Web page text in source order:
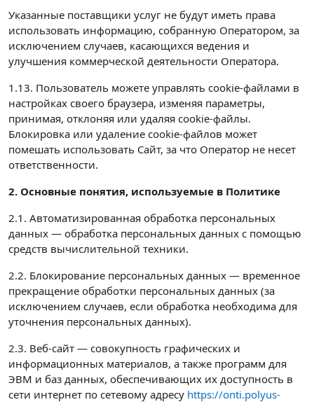
Указанные поставщики услуг не будут иметь права
использовать информацию, собранную Оператором, за
исключением случаев, касающихся ведения и
улучшения коммерческой деятельности Оператора.
1.13. Пользователь можете управлять cookie-файлами в
настройках своего браузера, изменяя параметры,
принимая, отклоняя или удаляя cookie-файлы.
Блокировка или удаление cookie-файлов может
помешать использовать Сайт, за что Оператор не несет
ответственности.
2. Основные понятия, используемые в Политике
2.1. Автоматизированная обработка персональных
данных — обработка персональных данных с помощью
средств вычислительной техники.
2.2. Блокирование персональных данных — временное
прекращение обработки персональных данных (за
исключением случаев, если обработка необходима для
уточнения персональных данных).
2.3. Веб-сайт — совокупность графических и
информационных материалов, а также программ для
ЭВМ и баз данных, обеспечивающих их доступность в
сети интернет по сетевому адресу https://onti.polyus-